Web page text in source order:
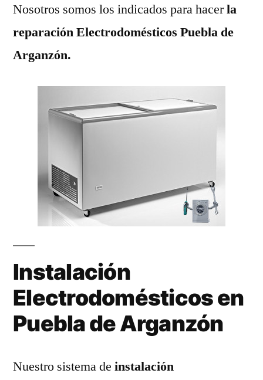
Nosotros somos los indicados para hacerla
reparación Electrodomésticos Puebla de
Arganzón.
Instalación
Electrodomésticos en
Puebla de Arganzón
Nuestro sistema de instalación